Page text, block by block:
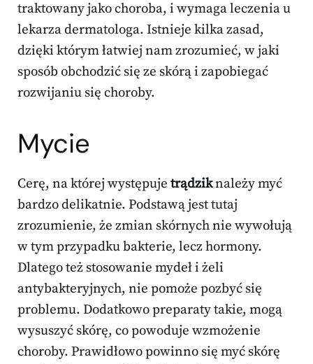
traktowany jako choroba, i wymaga leczenia u
lekarza dermatologa. Istnieje kilka zasad,
dzięki którym łatwiej nam zrozumieć, w jaki
sposób obchodzić się ze skórą i zapobiegać
rozwijaniu się choroby.
Mycie
Cerę, na której występuje trądziknależy myć
bardzo delikatnie. Podstawą jest tutaj
zrozumienie, że zmian skórnych nie wywołują
w tym przypadku bakterie, lecz hormony.
Dlatego też stosowanie mydeł i żeli
antybakteryjnych, nie pomoże pozbyć się
problemu. Dodatkowo preparaty takie, mogą
wysuszyć skórę, co powoduje wzmożenie
choroby. Prawidłowo powinno się myć skórę